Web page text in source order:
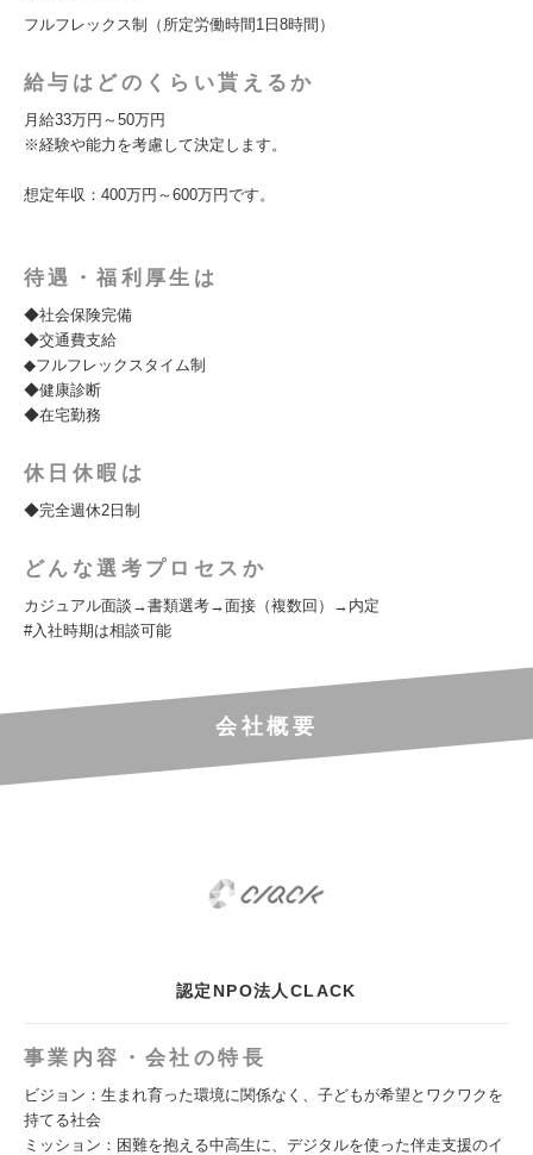
フルフレックス制（所定労働時間1日8時間）
給与はどのくらい貰えるか
月給33万円～50万円
※経験や能力を考慮して決定します。
想定年収：400万円～600万円です。
待遇・福利厚生は
◆社会保険完備
◆交通費支給
◆フルフレックスタイム制
◆健康診断
◆在宅勤務
休日休暇は
◆完全週休2日制
どんな選考プロセスか
カジュアル面談→書類選考→面接（複数回）→内定
#入社時期は相談可能
会社概要
認定NPO法人CLACK
事業内容・会社の特長
ビジョン：生まれ育った環境に関係なく、子どもが希望とワクワクを
持てる社会
ミッション：困難を抱える中高生に、デジタルを使った伴走支援のイ